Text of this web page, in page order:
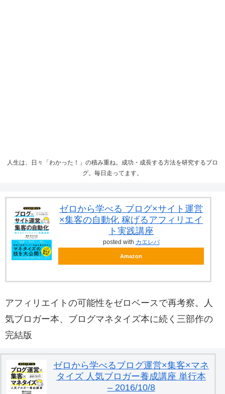
人生は、日々「わかった！」の積み重ね。成功・成長する方法を研究するブロ
グ。毎日走ってます。
ゼロから学べる ブログ×サイト運営
×集客の自動化 稼げるアフィリエイ
ト実践講座
posted with カエレバ
Amazon
アフィリエイトの可能性をゼロベースで再考察。人
気ブロガー本、ブログマネタイズ本に続く三部作の
完結版
ゼロから学べるブログ運営×集客×マネ
タイズ 人気ブロガー養成講座 単行本
– 2016/10/8